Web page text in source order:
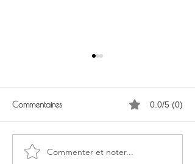
Journées Nationales des
Commentaires 0.0/5 (0)
Commenter et noter...